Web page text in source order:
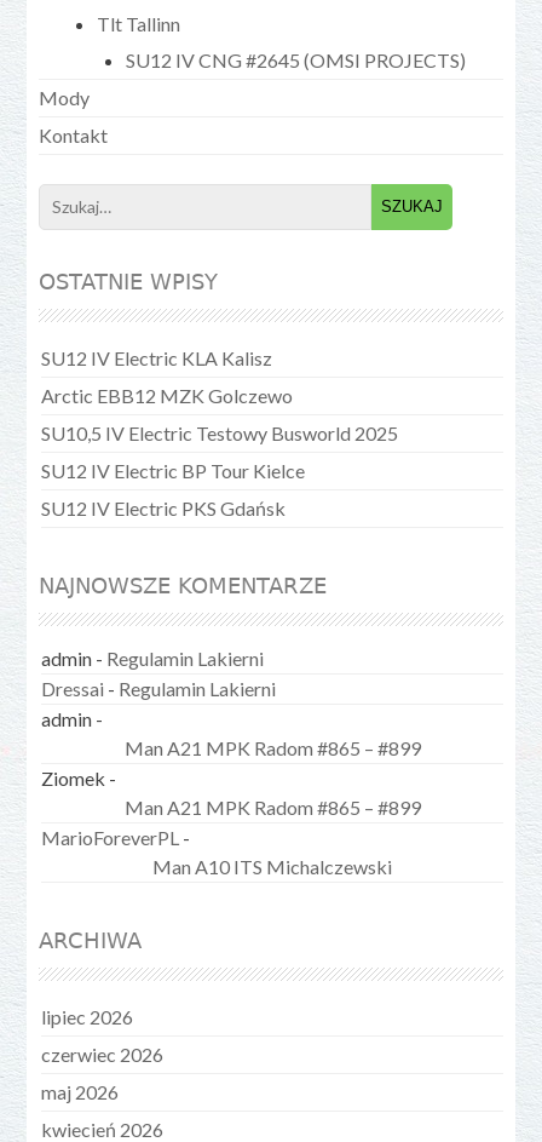
Tlt Tallinn
SU12 IV CNG #2645 (OMSI PROJECTS)
Mody
Kontakt
Search
for:
OSTATNIE WPISY
SU12 IV Electric KLA Kalisz
Arctic EBB12 MZK Golczewo
SU10,5 IV Electric Testowy Busworld 2025
SU12 IV Electric BP Tour Kielce
SU12 IV Electric PKS Gdańsk
NAJNOWSZE KOMENTARZE
admin - Regulamin Lakierni
Dressai - Regulamin Lakierni
admin -
Man A21 MPK Radom #865 – #899
Ziomek -
Man A21 MPK Radom #865 – #899
MarioForeverPL -
Man A10 ITS Michalczewski
ARCHIWA
lipiec 2026
czerwiec 2026
maj 2026
kwiecień 2026